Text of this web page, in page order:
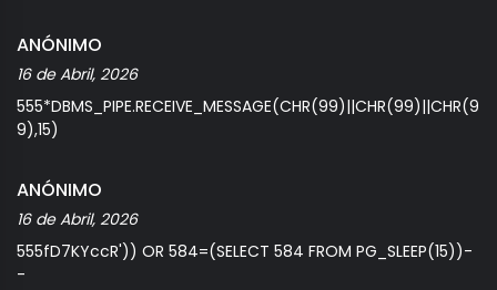
ANÓNIMO
16 de Abril, 2026
555*DBMS_PIPE.RECEIVE_MESSAGE(CHR(99)||CHR(99)||CHR(9
9),15)
ANÓNIMO
16 de Abril, 2026
555fD7KYccR')) OR 584=(SELECT 584 FROM PG_SLEEP(15))-
-